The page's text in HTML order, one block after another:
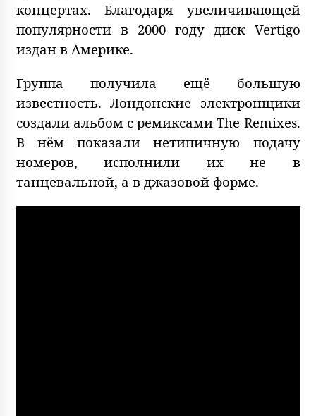
концертах. Благодаря увеличивающей
популярности в 2000 году диск Vertigo
издан в Америке.
Группа получила ещё большую
известность. Лондонские электронщики
создали альбом с ремиксами The Remixes.
В нём показали нетипичную подачу
номеров, исполнили их не в
танцевальной, а в джазовой форме.